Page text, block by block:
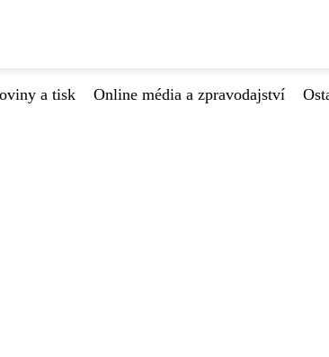
a tisk Online média a zpravodajství